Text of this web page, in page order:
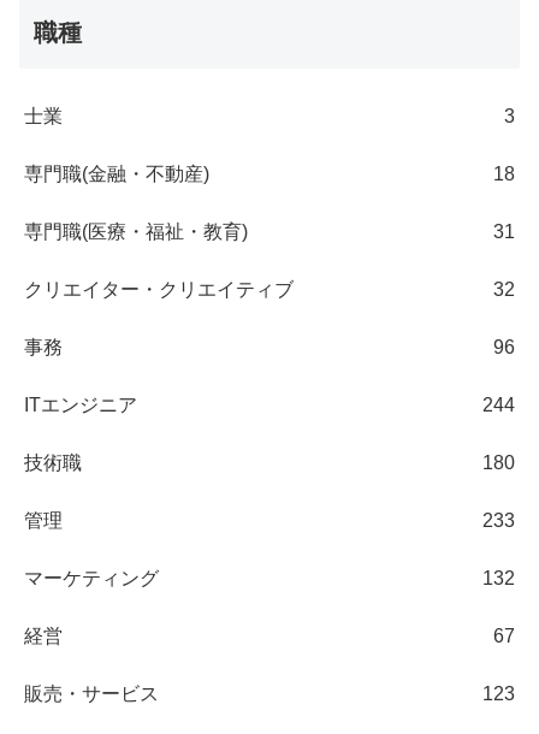
職種
士業 3
専門職(金融・不動産) 18
専門職(医療・福祉・教育) 31
クリエイター・クリエイティブ 32
事務 96
ITエンジニア 244
技術職 180
管理 233
マーケティング 132
経営 67
販売・サービス 123